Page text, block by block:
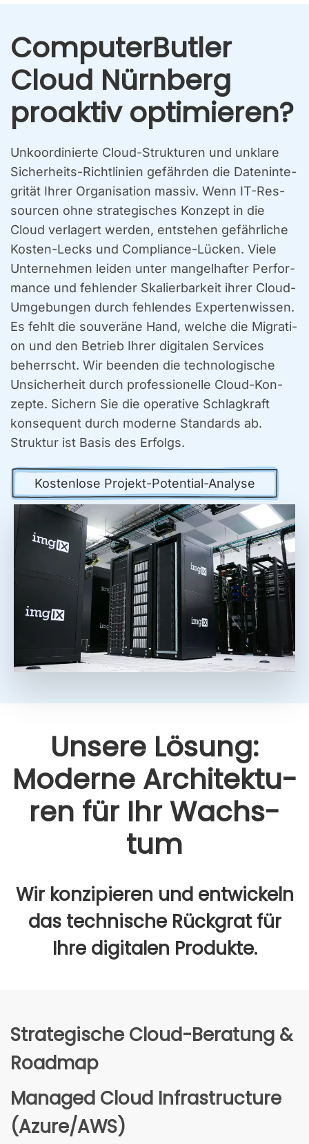
Com­pu­ter­But­ler
Cloud Nürn­berg
pro­ak­tiv opti­mie­ren?
Unko­or­di­nier­te Cloud-Struk­tu­ren und unkla­re
Sicher­heits-Richt­li­ni­en gefähr­den die Daten­in­te­
gri­tät Ihrer Orga­ni­sa­ti­on mas­siv. Wenn IT-Res­
sour­cen ohne stra­te­gi­sches Kon­zept in die
Cloud ver­la­gert wer­den, ent­ste­hen gefähr­li­che
Kos­ten-Lecks und Com­pli­ance-Lücken. Vie­le
Unter­neh­men lei­den unter man­gel­haf­ter Per­for­
mance und feh­len­der Ska­lier­bar­keit ihrer Cloud-
Umge­bun­gen durch feh­len­des Exper­ten­wis­sen.
Es fehlt die sou­ve­rä­ne Hand, wel­che die Migra­ti­
on und den Betrieb Ihrer digi­ta­len Ser­vices
beherrscht. Wir been­den die tech­no­lo­gi­sche
Unsi­cher­heit durch pro­fes­sio­nel­le Cloud-Kon­
zep­te. Sichern Sie die ope­ra­ti­ve Schlag­kraft
kon­se­quent durch moder­ne Stan­dards ab.
Struk­tur ist Basis des Erfolgs.
Kos­ten­lo­se Pro­jekt-Poten­ti­al-Ana­ly­se
Unse­re Lösung:
Moder­ne Archi­tek­tu­
ren für Ihr Wachs­
tum
Wir kon­zi­pie­ren und ent­wi­ckeln
das tech­ni­sche Rück­grat für
Ihre digi­ta­len Pro­duk­te.
Stra­te­gi­sche Cloud-Bera­tung &
Road­map
Mana­ged Cloud Infra­struc­tu­re
(Azure/AWS)